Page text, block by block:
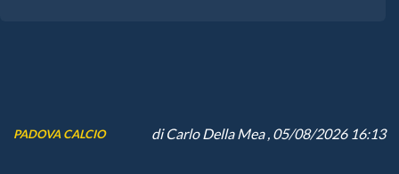
PADOVA CALCIO diCarlo Della Mea, 05/08/2026 16:13